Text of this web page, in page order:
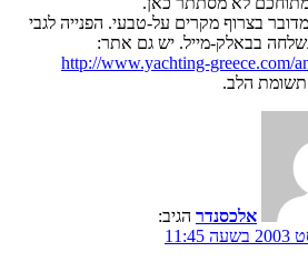
בצרוף מקרים על-טבעי. הפנייה לגבי
בבאלק-מייל. יש גם אתר:
http://www.yachting-greece.com/
תשומת הלב.
אלכסנדר הגיב: